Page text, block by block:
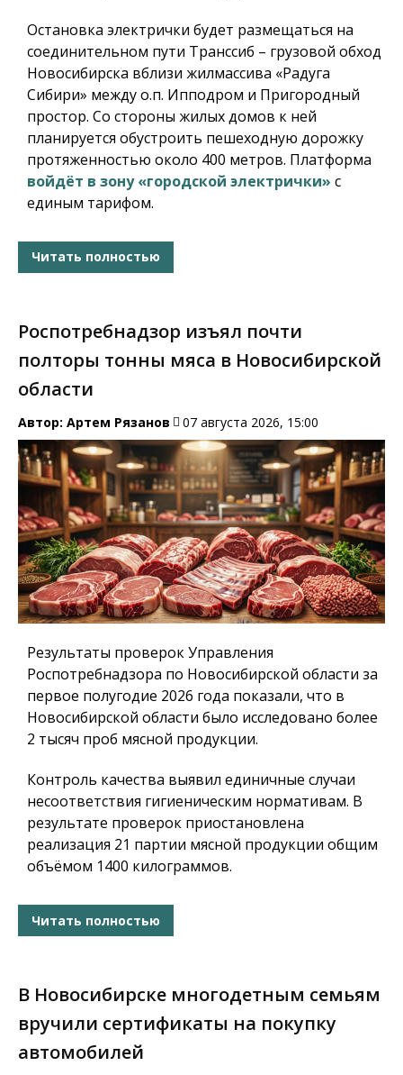
Остановка электрички будет размещаться на
соединительном пути Транссиб – грузовой обход
Новосибирска вблизи жилмассива «Радуга
Сибири» между о.п. Ипподром и Пригородный
простор. Со стороны жилых домов к ней
планируется обустроить пешеходную дорожку
протяженностью около 400 метров. Платформа
войдёт в зону «городской электрички» с
единым тарифом.
Читать полностью
Роспотребнадзор изъял почти
полторы тонны мяса в Новосибирской
области
Автор: Артем Рязанов 07 августа 2026, 15:00
Результаты проверок Управления
Роспотребнадзора по Новосибирской области за
первое полугодие 2026 года показали, что в
Новосибирской области было исследовано более
2 тысяч проб мясной продукции.
Контроль качества выявил единичные случаи
несоответствия гигиеническим нормативам. В
результате проверок приостановлена
реализация 21 партии мясной продукции общим
объёмом 1400 килограммов.
Читать полностью
В Новосибирске многодетным семьям
вручили сертификаты на покупку
автомобилей